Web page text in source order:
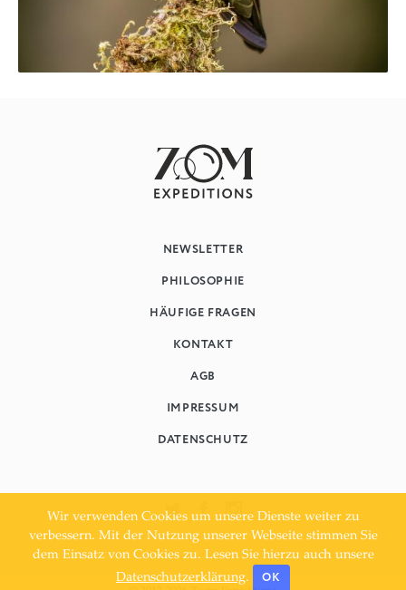
NEWSLETTER
PHILOSOPHIE
HÄUFIGE FRAGEN
KONTAKT
AGB
IMPRESSUM
DATENSCHUTZ
Wir verwenden Cookies um unsere Dienste weiter zu
verbessern. Mit der Nutzung unserer Webseite stimmen Sie
dem Einsatz von Cookies zu. Lesen Sie hierzu auch unsere
Datenschutzerklärung. OK